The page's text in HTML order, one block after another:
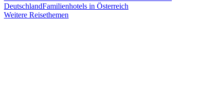
DeutschlandFamilienhotels in Österreich
Weitere Reisethemen